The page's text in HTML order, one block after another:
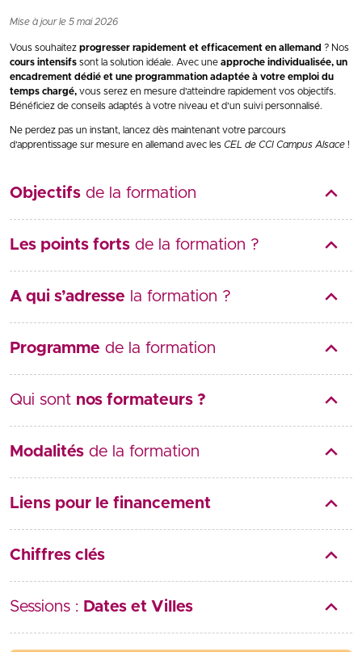
Mise à jour le 5 mai 2026
Vous souhaitez progresser rapidement et efficacement en allemand ? Nos
cours intensifs sont la solution idéale. Avec une approche individualisée, un
encadrement dédié et une programmation adaptée à votre emploi du
temps chargé, vous serez en mesure d’atteindre rapidement vos objectifs.
Bénéficiez de conseils adaptés à votre niveau et d’un suivi personnalisé.
Ne perdez pas un instant, lancez dès maintenant votre parcours
d’apprentissage sur mesure en allemand avec les CEL de CCI Campus Alsace !
Objectifs de la formation
Les points forts de la formation ?
A qui s’adresse la formation ?
Programme de la formation
Qui sont nos formateurs ?
Modalités de la formation
Liens pour le financement
Chiffres clés
Sessions : Dates et Villes